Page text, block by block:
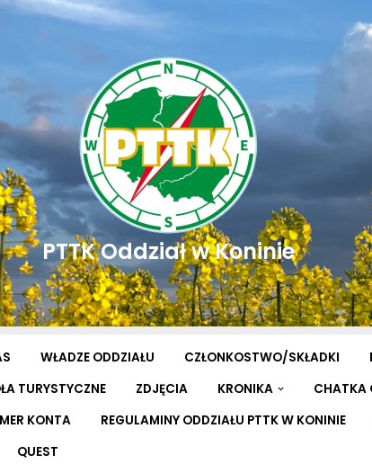
PTTK Oddział w Koninie
WŁADZE ODDZIAŁU CZŁONKOSTWO/SKŁADKI
TURYSTYCZNE ZDJĘCIA KRONIKA
CHATKA
KONTA REGULAMINY ODDZIAŁU PTTK W KONINIE
QUEST